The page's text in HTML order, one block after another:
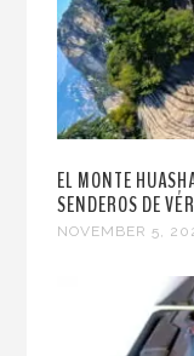
EL MONTE
SENDEROS DE
NOVEMBER 5,